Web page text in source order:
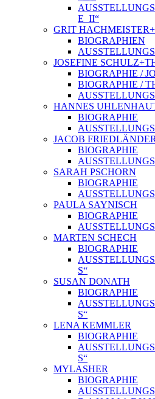
E_II“
GRIT
BIOGRAPHIEN
JOSEFINE
BIOGRAPHIE /
BIOGRAPHIE /
HANNES
BIOGRAPHIE
JACOB FRIEDLÄNDER
BIOGRAPHIE
SARAH PSCHORN
BIOGRAPHIE
PAULA SAYNISCH
BIOGRAPHIE
MARTEN SCHECH
BIOGRAPHIE
S“
SUSAN DONATH
BIOGRAPHIE
S“
LENA KEMMLER
BIOGRAPHIE
S“
MYLASHER
BIOGRAPHIE